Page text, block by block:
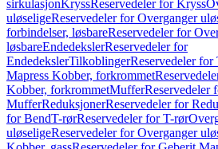
sirkulasjonKryssReservedeler for Kryss
uløseligeReservedeler for Overganger
forbindelser, løsbareReservedeler for
løsbareEndedekslerReservedeler for
EndedekslerTilkoblingerReservedeler
Mapress Kobber, forkrommet
Kobber, forkrommetMufferReservedeler
MufferReduksjonerReservedeler for
for BendT-rørReservedeler for T-rør
uløseligeReservedeler for Overganger